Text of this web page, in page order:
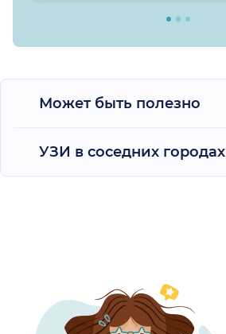
Может быть полезно
УЗИ в соседних городах